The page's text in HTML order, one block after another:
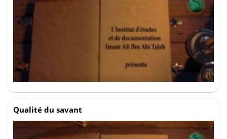
Qualité du savant